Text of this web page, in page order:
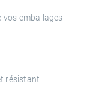
vos emballages
résistant